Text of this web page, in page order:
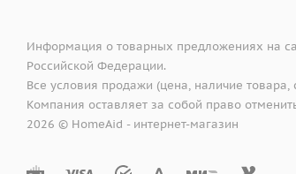
Информация о товарных предложениях на
Российской Федерации.
Все условия продажи (цена, наличие
Компания оставляет за собой право
2026 © HomeAid - интернет-магазин